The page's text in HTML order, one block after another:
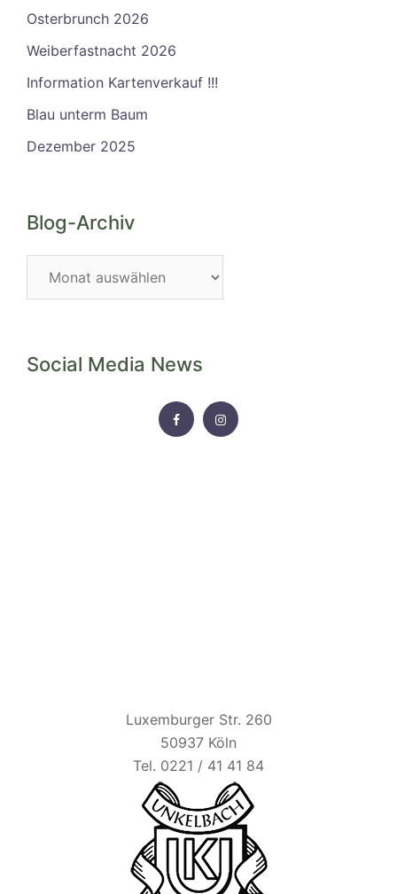
Osterbrunch 2026
Weiberfastnacht 2026
Information Kartenverkauf !!!
Blau unterm Baum
Dezember 2025
Blog-Archiv
Social Media News
FACEBOOKINSTAGRAM
Luxemburger Str. 260
50937 Köln
Tel. 0221 / 41 41 84